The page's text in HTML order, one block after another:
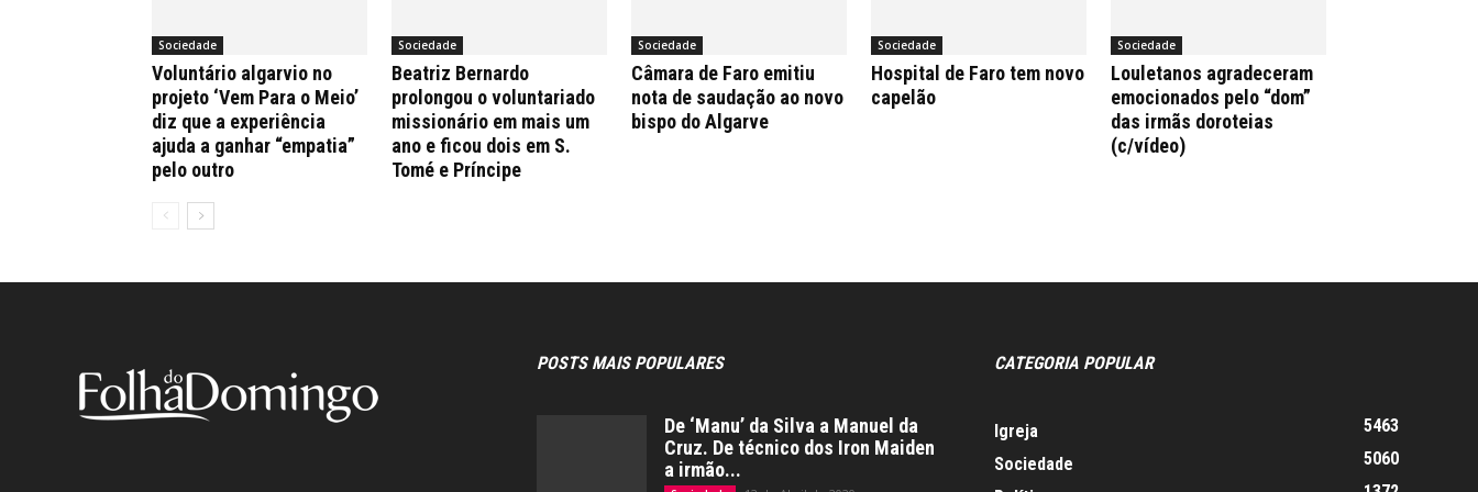
Sociedade
Voluntário algarvio no
projeto ‘Vem Para o Meio’
diz que a experiência
ajuda a ganhar “empatia”
pelo outro
Sociedade
Beatriz Bernardo
prolongou o voluntariado
missionário em mais um
ano e ficou dois em S.
Tomé e Príncipe
Sociedade
Câmara de Faro emitiu
nota de saudação ao novo
bispo do Algarve
Sociedade
Hospital de Faro tem novo
capelão
Sociedade
Louletanos agradeceram
emocionados pelo “dom”
das irmãs doroteias
(c/vídeo)
POSTS MAIS POPULARES
De ‘Manu’ da Silva a Manuel da
Cruz. De técnico dos Iron Maiden
a irmão...
CATEGORIA POPULAR
Igreja
5463
Sociedade
5060